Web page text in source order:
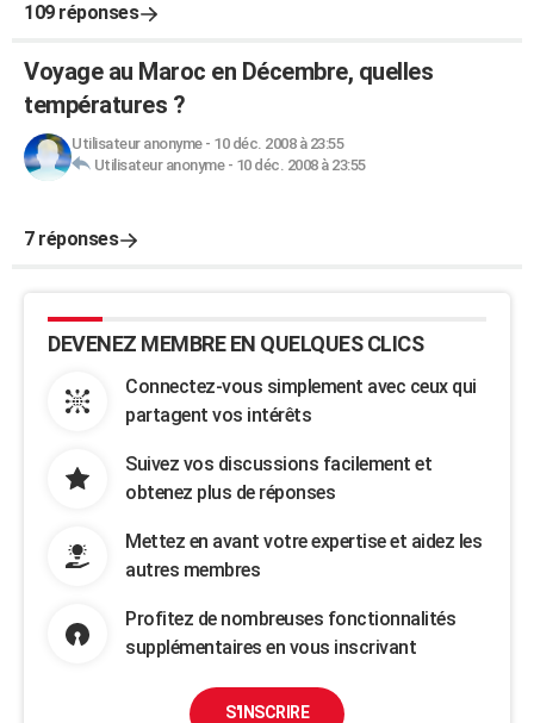
109 réponses
Voyage au Maroc en Décembre, quelles
températures ?
Utilisateur anonyme- 10 déc. 2008 à 23:55
Utilisateur anonyme- 10 déc. 2008 à 23:55
7 réponses
DEVENEZ MEMBRE EN QUELQUES CLICS
Connectez-vous simplement avec ceux qui
partagent vos intérêts
Suivez vos discussions facilement et
obtenez plus de réponses
Mettez en avant votre expertise et aidez les
autres membres
Profitez de nombreuses fonctionnalités
supplémentaires en vous inscrivant
S'INSCRIRE